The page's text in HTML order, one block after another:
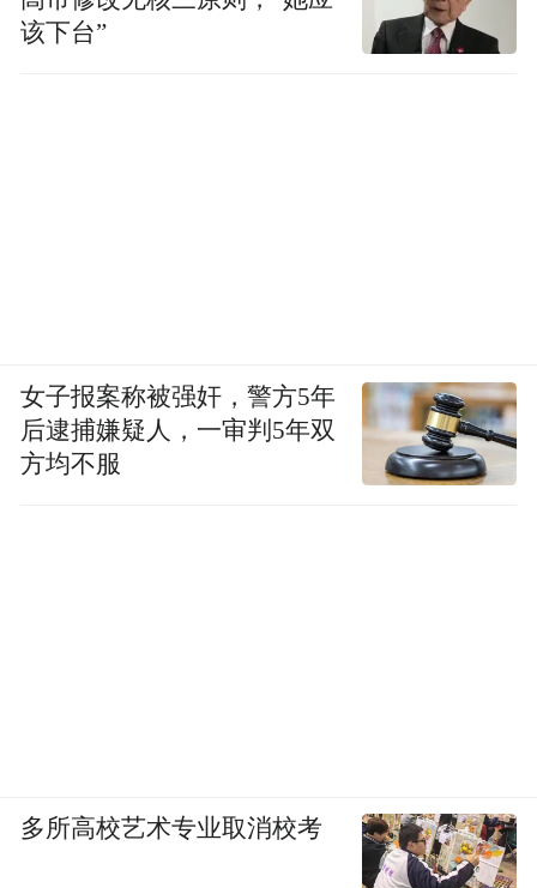
该下台”
女子报案称被强奸，警方5年
后逮捕嫌疑人，一审判5年双
方均不服
多所高校艺术专业取消校考